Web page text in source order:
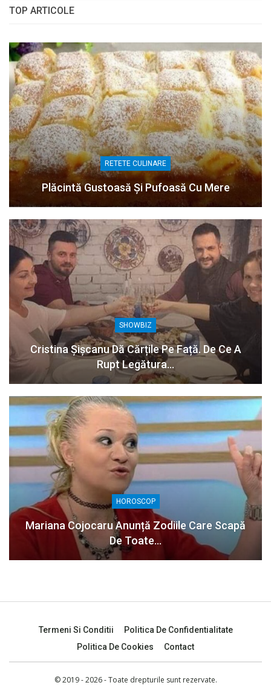
TOP ARTICOLE
RETETE CULINARE
Plăcintă Gustoasă Și Pufoasă Cu Mere
SHOWBIZ
Cristina Șișcanu Dă Cărțile Pe Față. De Ce A
Rupt Legătura…
HOROSCOP
Mariana Cojocaru Anunță Zodiile Care Scapă
De Toate…
Termeni Si Conditii
Politica De Confidentialitate
Politica De Cookies
Contact
© 2019 - 2026 - Toate drepturile sunt rezervate.